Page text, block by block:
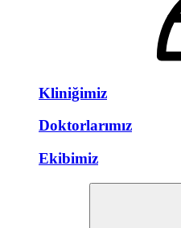
Kliniğimiz
Doktorlarımız
Ekibimiz